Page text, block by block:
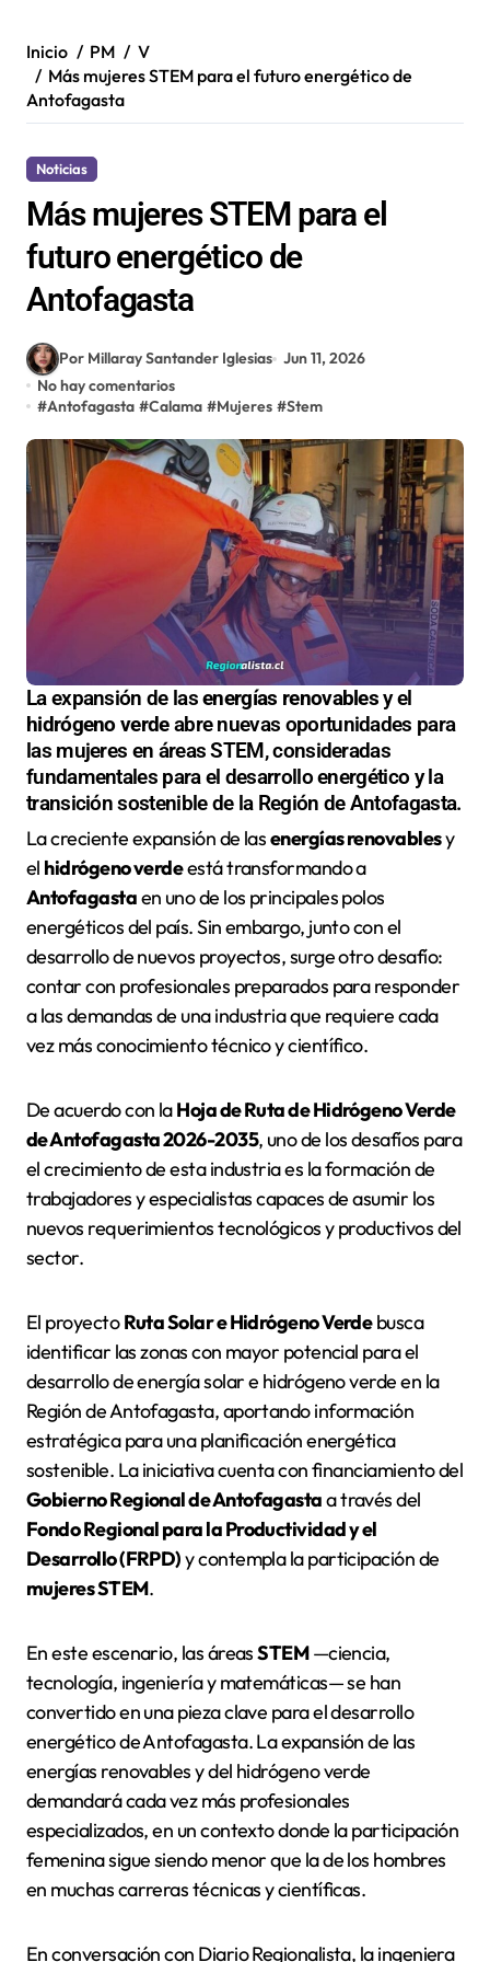
Inicio PM
V
Más mujeres STEM para el futuro energético de
Antofagasta
Noticias
Más mujeres STEM para el
futuro energético de
Antofagasta
Por Millaray Santander Iglesias Jun 11, 2026
No hay comentarios
#Antofagasta #Calama #Mujeres #Stem
La expansión de lasenergías renovablesy el
hidrógeno verdeabre nuevas oportunidades para
las mujeres en áreas STEM, consideradas
fundamentales para el desarrollo energético y la
transición sostenible de la Región de Antofagasta.
La creciente expansión de lasenergías renovablesy
el hidrógeno verdeestá transformando a
Antofagastaen uno de los principales polos
energéticos del país. Sin embargo, junto con el
desarrollo de nuevos proyectos, surge otro desafío:
contar con profesionales preparados para responder
a las demandas de una industria que requiere cada
vez más conocimiento técnico y científico.
De acuerdo con laHoja de Ruta de Hidrógeno Verde
de Antofagasta 2026-2035, uno de los desafíos para
el crecimiento de esta industria es la formación de
trabajadores y especialistas capaces de asumir los
nuevos requerimientos tecnológicos y productivos del
sector.
El proyectoRuta Solar e Hidrógeno Verdebusca
identificar las zonas con mayor potencial para el
desarrollo de energía solar e hidrógeno verde en la
Región de Antofagasta, aportando información
estratégica para una planificación energética
sostenible. La iniciativa cuenta con financiamiento del
Gobierno Regional de Antofagastaa través del
Fondo Regional para la Productividad y el
Desarrollo (FRPD)y contempla la participación de
mujeres STEM.
En este escenario, las áreasSTEM—ciencia,
tecnología, ingeniería y matemáticas— se han
convertido en una pieza clave para el desarrollo
energético de Antofagasta. La expansión de las
energías renovables y del hidrógeno verde
demandará cada vez más profesionales
especializados, en un contexto donde la participación
femenina sigue siendo menor que la de los hombres
en muchas carreras técnicas y científicas.
En conversación con Diario Regionalista, la ingeniera